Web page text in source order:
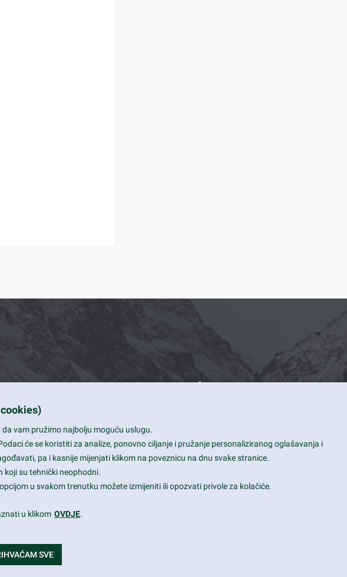
Contact Info
View, CA 94043
+1 650-253-0000
Daily: 9:00 am - 6:00 pm
vam pružimo najbolju moguću uslugu.
će se koristiti za analize, ponovno ciljanje i pružanje personaliziranog oglašavanja i
pa i kasnije mijenjati klikom na poveznicu na dnu svake stranice.
koji su tehnički neophodni.
u svakom trenutku možete izmijeniti ili opozvati privole za kolačiće.
u klikom OVDJE.
SVE